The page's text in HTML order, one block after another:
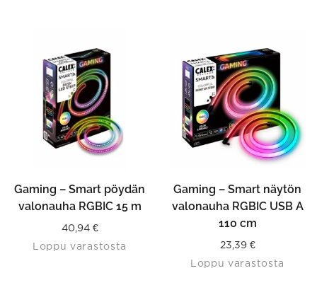
Gaming – Smart pöydän
valonauha RGBIC 15 m
40,94 €
Loppu varastosta
Gaming – Smart näytön
valonauha RGBIC USB A
110 cm
23,39 €
Loppu varastosta